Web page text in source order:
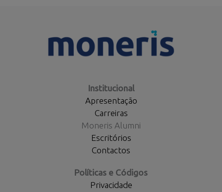
Institucional
Apresentação
Carreiras
Moneris Alumni
Escritórios
Contactos
Políticas e Códigos
Privacidade